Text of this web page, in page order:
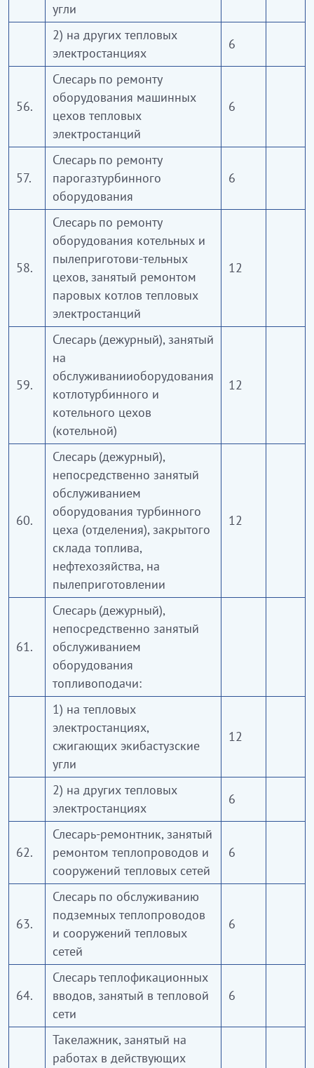
угли
2) на других тепловых
электростанциях
6
56.
Слесарь по ремонту
оборудования машинных
цехов тепловых
электростанций
6
57.
Слесарь по ремонту
парогазтурбинного
оборудования
6
58.
Слесарь по ремонту
оборудования котельных и
пылеприготови-тельных
цехов, занятый ремонтом
паровых котлов тепловых
электростанций
12
59.
Слесарь (дежурный), занятый
на
обслуживанииоборудования
котлотурбинного и
котельного цехов
(котельной)
12
60.
Слесарь (дежурный),
непосредственно занятый
обслуживанием
оборудования турбинного
цеха (отделения), закрытого
склада топлива,
нефтехозяйства, на
пылеприготовлении
12
61.
Слесарь (дежурный),
непосредственно занятый
обслуживанием
оборудования
топливоподачи:
1) на тепловых
электростанциях,
сжигающих экибастузские
угли
12
2) на других тепловых
электростанциях
6
62.
Слесарь-ремонтник, занятый
ремонтом теплопроводов и
сооружений тепловых сетей
6
63.
Слесарь по обслуживанию
подземных теплопроводов
и сооружений тепловых
сетей
6
64.
Слесарь теплофикационных
вводов, занятый в тепловой
сети
6
Такелажник, занятый на
работах в действующих